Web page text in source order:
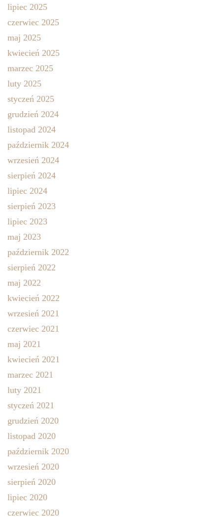
lipiec 2025
czerwiec 2025
maj 2025
kwiecień 2025
marzec 2025
luty 2025
styczeń 2025
grudzień 2024
listopad 2024
październik 2024
wrzesień 2024
sierpień 2024
lipiec 2024
sierpień 2023
lipiec 2023
maj 2023
październik 2022
sierpień 2022
maj 2022
kwiecień 2022
wrzesień 2021
czerwiec 2021
maj 2021
kwiecień 2021
marzec 2021
luty 2021
styczeń 2021
grudzień 2020
listopad 2020
październik 2020
wrzesień 2020
sierpień 2020
lipiec 2020
czerwiec 2020